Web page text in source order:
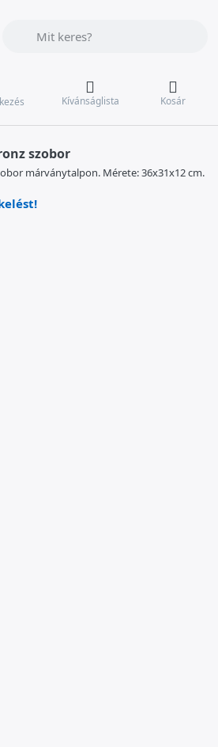
Kívánságlista Kosár
szobor
márványtalpon. Mérete: 36x31x12 cm.